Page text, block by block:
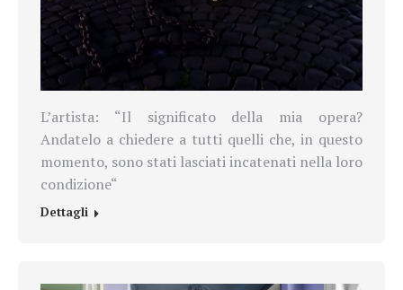
L’artista: “Il significato della mia opera?
Andatelo a chiedere a tutti quelli che, in questo
momento, sono stati lasciati incatenati nella loro
condizione“
Dettagli